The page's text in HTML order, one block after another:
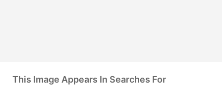
This Image Appears In Searches For